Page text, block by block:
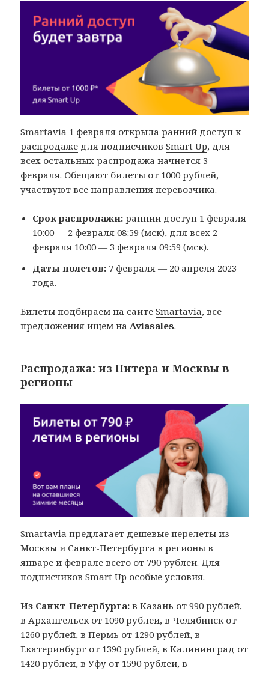
Smartavia 1 февраля открыларанний доступ к
распродаже для подписчиковSmart Up, для
всех остальных распродажа начнется 3
февраля. Обещают билеты от 1000 рублей,
участвуют все направления перевозчика.
Срок распродажи:ранний доступ 1 февраля
10:00 — 2 февраля 08:59 (мск), для всех 2
февраля 10:00 — 3 февраля 09:59 (мск).
Даты полетов: 7 февраля — 20 апреля 2023
года.
Билеты подбираем на сайтеSmartavia, все
предложения ищем на Aviasales.
Распродажа: из Питера и Москвы в
регионы
Smartavia предлагает дешевые перелеты из
Москвы и Санкт-Петербурга в регионы в
январе и феврале всего от 790 рублей. Для
подписчиковSmart Up особые условия.
Из Санкт-Петербурга:в Казань от 990 рублей,
в Архангельск от 1090 рублей, в Челябинск от
1260 рублей, в Пермь от 1290 рублей, в
Екатеринбург от 1390 рублей, в Калининград от
1420 рублей, в Уфу от 1590 рублей, в